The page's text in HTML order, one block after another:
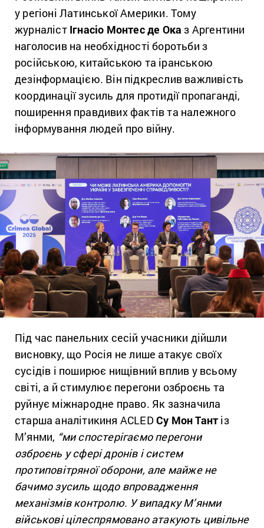
у регіоні Латинської Америки. Тому
журналіст Ігнасіо Монтес де Ока з Аргентини
наголосив на необхідності боротьби з
російською, китайською та іранською
дезінформацією. Він підкреслив важливість
координації зусиль для протидії пропаганді,
поширення правдивих фактів та належного
інформування людей про війну.
Під час панельних сесій учасники дійшли
висновку, що Росія не лише атакує своїх
сусідів і поширює нищівний вплив у всьому
світі, а й стимулює перегони озброєнь та
руйнує міжнародне право. Як зазначила
старша аналітикиня ACLED Су Мон Тант із
М’янми, “ми спостерігаємо перегони
озброєнь у сфері дронів і систем
протиповітряної оборони, але майже не
бачимо зусиль щодо впровадження
механізмів контролю. У випадку М’янми
військові цілеспрямовано атакують цивільне